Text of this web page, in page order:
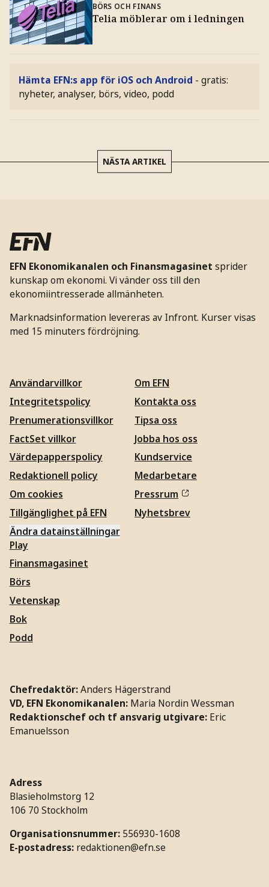
BÖRS OCH FINANS
Telia möblerar om i ledningen
Hämta EFN:s app för iOS och Android - gratis:
nyheter, analyser, börs, video, podd
NÄSTA ARTIKEL
EFN Ekonomikanalen och Finansmagasinet sprider
kunskap om ekonomi. Vi vänder oss till den
ekonomiintresserade allmänheten.
Marknadsinformation levereras av Infront. Kurser visas
med 15 minuters fördröjning.
Användarvillkor
Integritetspolicy
Prenumerationsvillkor
FactSet villkor
Värdepapperspolicy
Redaktionell policy
Om cookies
Tillgänglighet på EFN
Ändra datainställningar
Om EFN
Kontakta oss
Tipsa oss
Jobba hos oss
Kundservice
Medarbetare
Pressrum
Nyhetsbrev
Play
Finansmagasinet
Börs
Vetenskap
Bok
Podd
Chefredaktör:Anders Hägerstrand
VD, EFN Ekonomikanalen: Maria Nordin Wessman
Redaktionschef och tf ansvarig utgivare: Eric
Emanuelsson
Adress
Blasieholmstorg 12
106 70 Stockholm
Organisationsnummer: 556930-1608
E-postadress: redaktionen@efn.se